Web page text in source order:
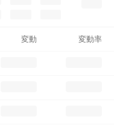
変動 変動率